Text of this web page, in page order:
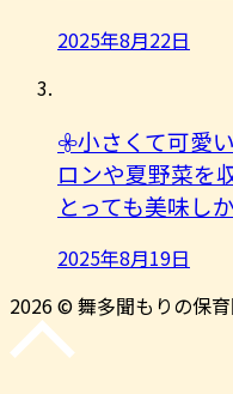
2025年8月22日
𖧷小さくて可愛
ロンや夏野菜を
とっても美味
2025年8月19日
2026 © 舞多聞もりの保
先
頭